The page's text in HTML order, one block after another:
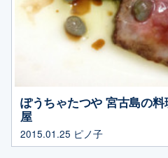
ぽうちゃたつや 宮古島の
屋
2015.01.25 ピノ子